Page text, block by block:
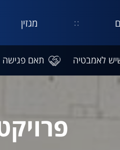
מגזין
לאמבטיה תאם פגישה